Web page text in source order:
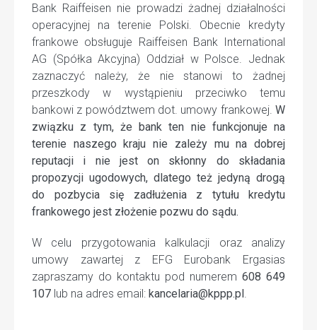
Bank Raiffeisen nie prowadzi żadnej działalności
operacyjnej na terenie Polski. Obecnie kredyty
frankowe obsługuje Raiffeisen Bank International
AG (Spółka Akcyjna) Oddział w Polsce. Jednak
zaznaczyć należy, że nie stanowi to żadnej
przeszkody w wystąpieniu przeciwko temu
bankowi z powództwem dot. umowy frankowej. W
związku z tym, że bank ten nie funkcjonuje na
terenie naszego kraju nie zależy mu na dobrej
reputacji i nie jest on skłonny do składania
propozycji ugodowych, dlatego też jedyną drogą
do pozbycia się zadłużenia z tytułu kredytu
frankowego jest złożenie pozwu do sądu.
W celu przygotowania kalkulacji oraz analizy
umowy zawartej z EFG Eurobank Ergasias
zapraszamy do kontaktu pod numerem 608 649
107 lub na adres email: kancelaria@kppp.pl